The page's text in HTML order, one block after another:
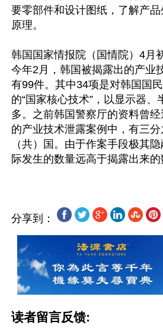
要零部件和设计图纸，了解产
原理。
韩国国家情报院（国情院）4月
今年2月，韩国被揭露出的产业
有99件。其中34项是对韩国国
的“国家核心技术”，以显示器
多。之前韩国警察厅的资料曾
的产业技术泄露案例中，有三
（共）国。由于作案手段极其
分享到：
读者留言反馈: